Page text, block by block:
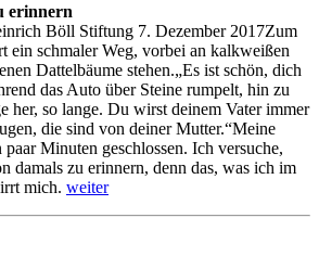
erinnern
Böll Stiftung 7. Dezember 2017Zum
ein schmaler Weg, vorbei an kalkweißen
Dattelbäume stehen.„Es ist schön, dich
das Auto über Steine rumpelt, hin zu
her, so lange. Du wirst deinem Vater immer
die sind von deiner Mutter.“Meine
Minuten geschlossen. Ich versuche,
damals zu erinnern, denn das, was ich im
mich. weiter